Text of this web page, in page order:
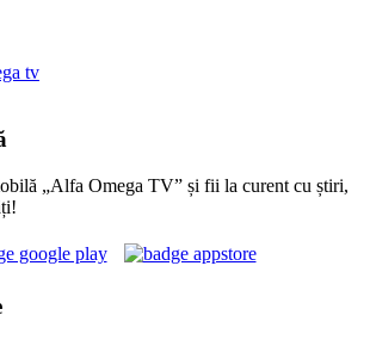
„Alfa Omega TV” și fii la curent cu știri,